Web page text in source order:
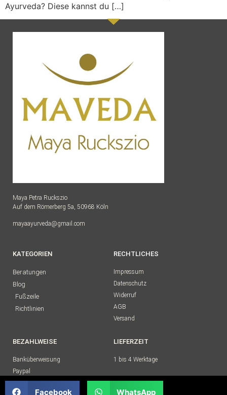
Ayurveda? Diese kannst du […]
Maya Petra Ruckszio
Auf dem Römerberg 5a, 50968 Köln
mayaayurveda@gmail.com
KATEGORIEN
Beratungen
Blog
Fußzeile
Richtlinien
RECHTLICHES
Impressum
Datenschutz
Widerruf
AGB
Versand
BEZAHLWEISE
Banküberweisung
Paypal
LIEFERZEIT
1 bis 4 Werktage
Facebook WhatsApp